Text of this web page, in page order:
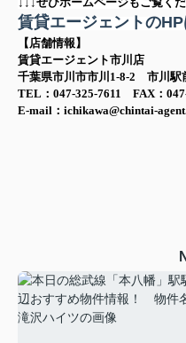
賃貸エージェントの
【店舗情報】
賃貸エージェント市川店
千葉県市川市市川1-8-2 市川駅
TEL：047-325-7611 FAX：
E-mail：ichikawa@chintai-